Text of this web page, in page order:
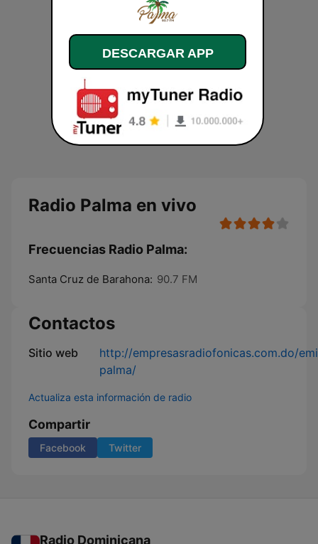
Radio Palma en vivo
Frecuencias Radio Palma:
Santa Cruz de Barahona: 90.7 FM
Contactos
Sitio web
http://empresasradiofonicas.com.do/
palma/
Actualiza esta información de radio
Compartir
Facebook Twitter
Radio Dominicana
DESCARGAR APP